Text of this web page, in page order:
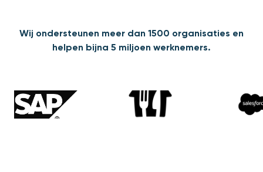
Wij ondersteunen meer dan 1500 organisaties en
helpen bijna 5 miljoen werknemers.